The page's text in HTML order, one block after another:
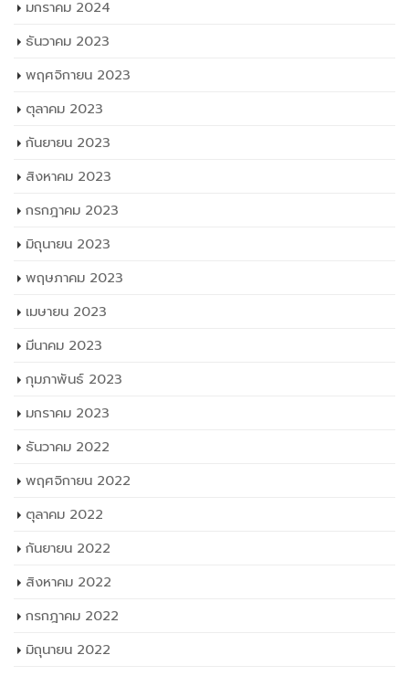
พฤศจิกายน 2023
ตุลาคม 2023
กันยายน 2023
สิงหาคม 2023
กรกฎาคม 2023
มิถุนายน 2023
พฤษภาคม 2023
เมษายน 2023
มีนาคม 2023
กุมภาพันธ์ 2023
มกราคม 2023
ธันวาคม 2022
พฤศจิกายน 2022
ตุลาคม 2022
กันยายน 2022
สิงหาคม 2022
กรกฎาคม 2022
มิถุนายน 2022
พฤษภาคม 2022
เมษายน 2022